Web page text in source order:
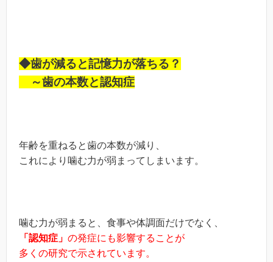
◆歯が減ると記憶力が落ちる？
～歯の本数と認知症
年齢を重ねると歯の本数が減り、
これにより噛む力が弱まってしまいます。
噛む力が弱まると、食事や体調面だけでなく、
「認知症」 の発症にも影響することが
多くの研究で示されています。